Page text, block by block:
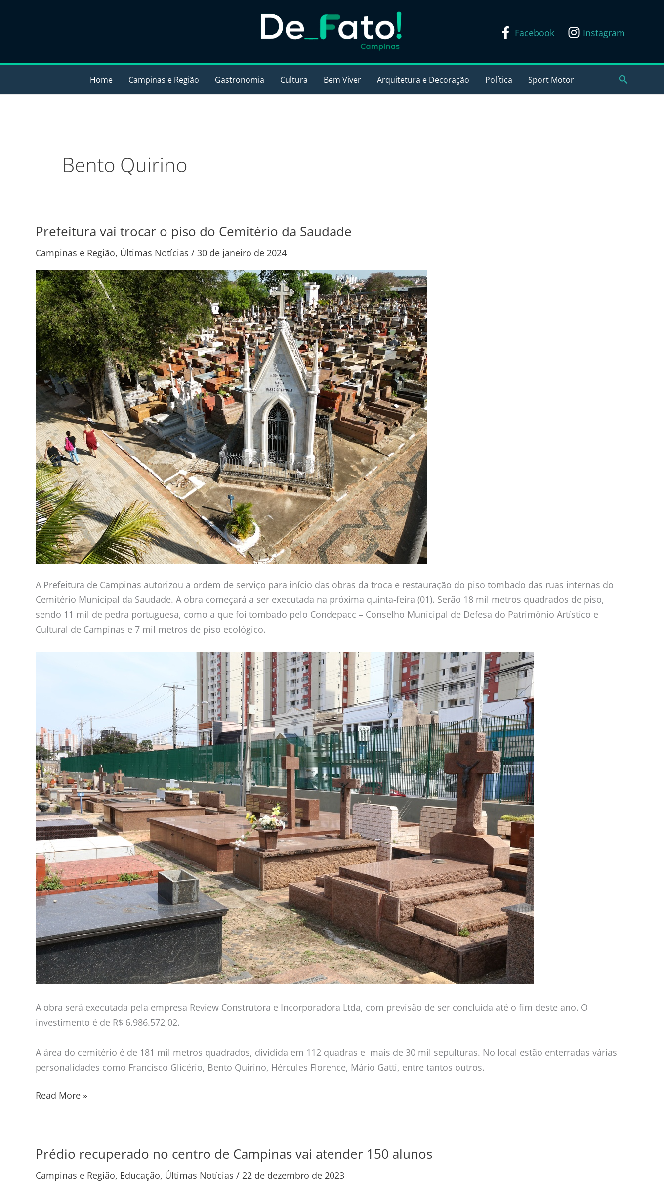
Facebook Instagram
Home Campinas e Região Gastronomia Cultura Bem Viver Arquitetura e Decoração Política Sport Motor Pesquisar
Bento Quirino
Prefeitura vai trocar o piso do Cemitério da Saudade
Campinas e Região, Últimas Notícias / 30 de janeiro de 2024
A Prefeitura de Campinas autorizou a ordem de serviço para início das obras da troca e restauração do piso tombado das ruas internas do
Cemitério Municipal da Saudade. A obra começará a ser executada na próxima quinta-feira (01). Serão 18 mil metros quadrados de piso,
sendo 11 mil de pedra portuguesa, como a que foi tombado pelo Condepacc – Conselho Municipal de Defesa do Patrimônio Artístico e
Cultural de Campinas e 7 mil metros de piso ecológico.
A obra será executada pela empresa Review Construtora e Incorporadora Ltda, com previsão de ser concluída até o fim deste ano. O
investimento é de R$ 6.986.572,02.
A área do cemitério é de 181 mil metros quadrados, dividida em 112 quadras e mais de 30 mil sepulturas. No local estão enterradas várias
personalidades como Francisco Glicério, Bento Quirino, Hércules Florence, Mário Gatti, entre tantos outros.
Prefeitura
trocar
o
piso
do
Cemitério
da
Saudade
Read More »
Prédio recuperado no centro de Campinas vai atender 150 alunos
Campinas e Região, Educação, Últimas Notícias / 22 de dezembro de 2023
Prédio